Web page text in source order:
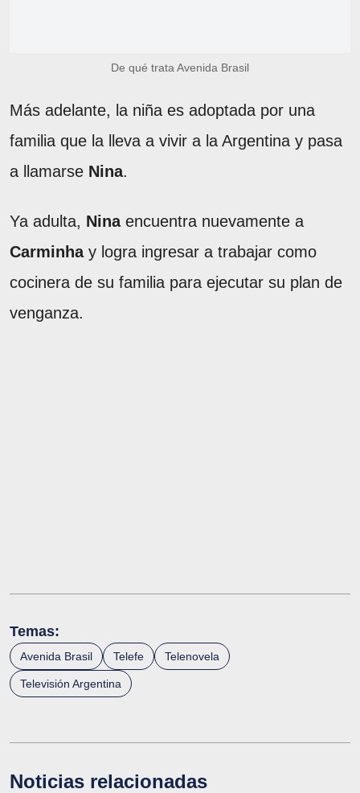
De qué trata Avenida Brasil
Más adelante, la niña es adoptada por una
familia que la lleva a vivir a la Argentina y pasa
a llamarse Nina.
Ya adulta, Ninaencuentra nuevamente a
Carminhay logra ingresar a trabajar como
cocinera de su familia para ejecutar su plan de
venganza.
Temas:
Avenida Brasil Telefe Telenovela
Televisión Argentina
Noticias relacionadas